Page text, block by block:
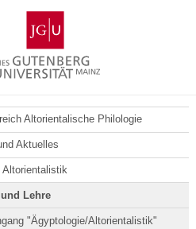
Altorientalische Philologie
Aktuelles
Altorientalistik
Lehre
"Ägyptologie/Altorientalistik"